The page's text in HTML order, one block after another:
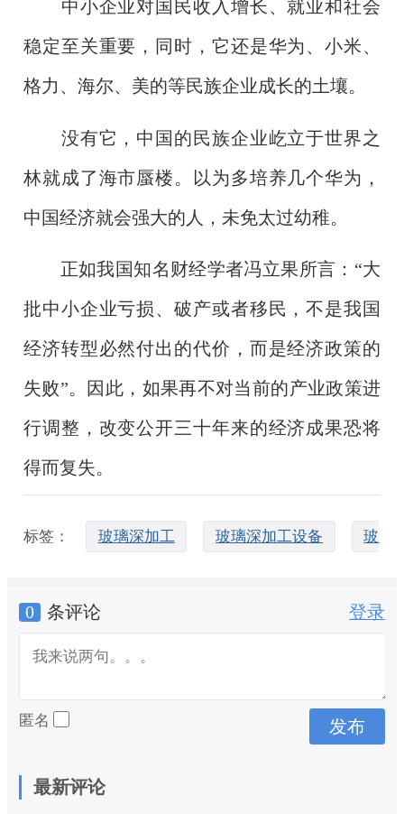
中小企业对国民收入增长、就业和社会
稳定至关重要，同时，它还是华为、小米、
格力、海尔、美的等民族企业成长的土壤。
没有它，中国的民族企业屹立于世界之
林就成了海市蜃楼。以为多培养几个华为，
中国经济就会强大的人，未免太过幼稚。
正如我国知名财经学者冯立果所言：“大
批中小企业亏损、破产或者移民，不是我国
经济转型必然付出的代价，而是经济政策的
失败”。因此，如果再不对当前的产业政策进
行调整，改变公开三十年来的经济成果恐将
得而复失。
标签： 玻璃深加工 玻璃深加工设备 玻
璃深加工机械
0 条评论 登录
匿名
最新评论